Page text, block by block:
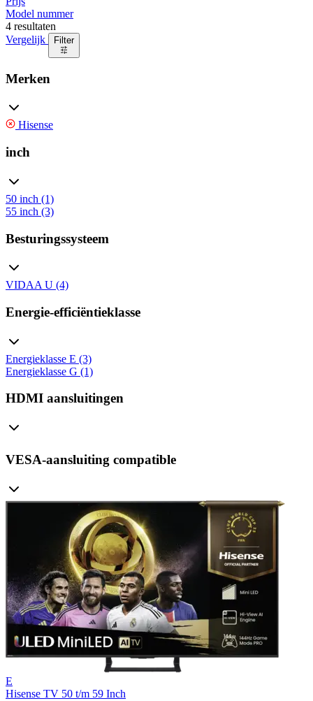
Model nummer
4 resultaten
Vergelijk
Filter
Merken
Hisense
inch
50 inch (1)
55 inch (3)
Besturingssysteem
VIDAA U (4)
Energie-efficiëntieklasse
Energieklasse E (3)
Energieklasse G (1)
HDMI aansluitingen
VESA-aansluiting compatible
E
Hisense TV 50 t/m 59 Inch